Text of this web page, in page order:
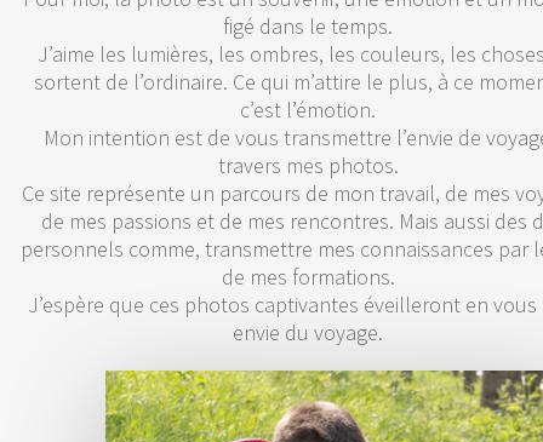
figé dans le temps.
J’aime les lumières, les ombres, les couleurs, les
sortent de l’ordinaire. Ce qui m’attire le plus, à ce
c’est l’émotion.
Mon intention est de vous transmettre l’envie de
travers mes photos.
Ce site représente un parcours de mon travail, de mes
de mes passions et de mes rencontres. Mais aussi des
personnels comme, transmettre mes connaissances par
de mes formations.
J’espère que ces photos captivantes éveilleront en
envie du voyage.